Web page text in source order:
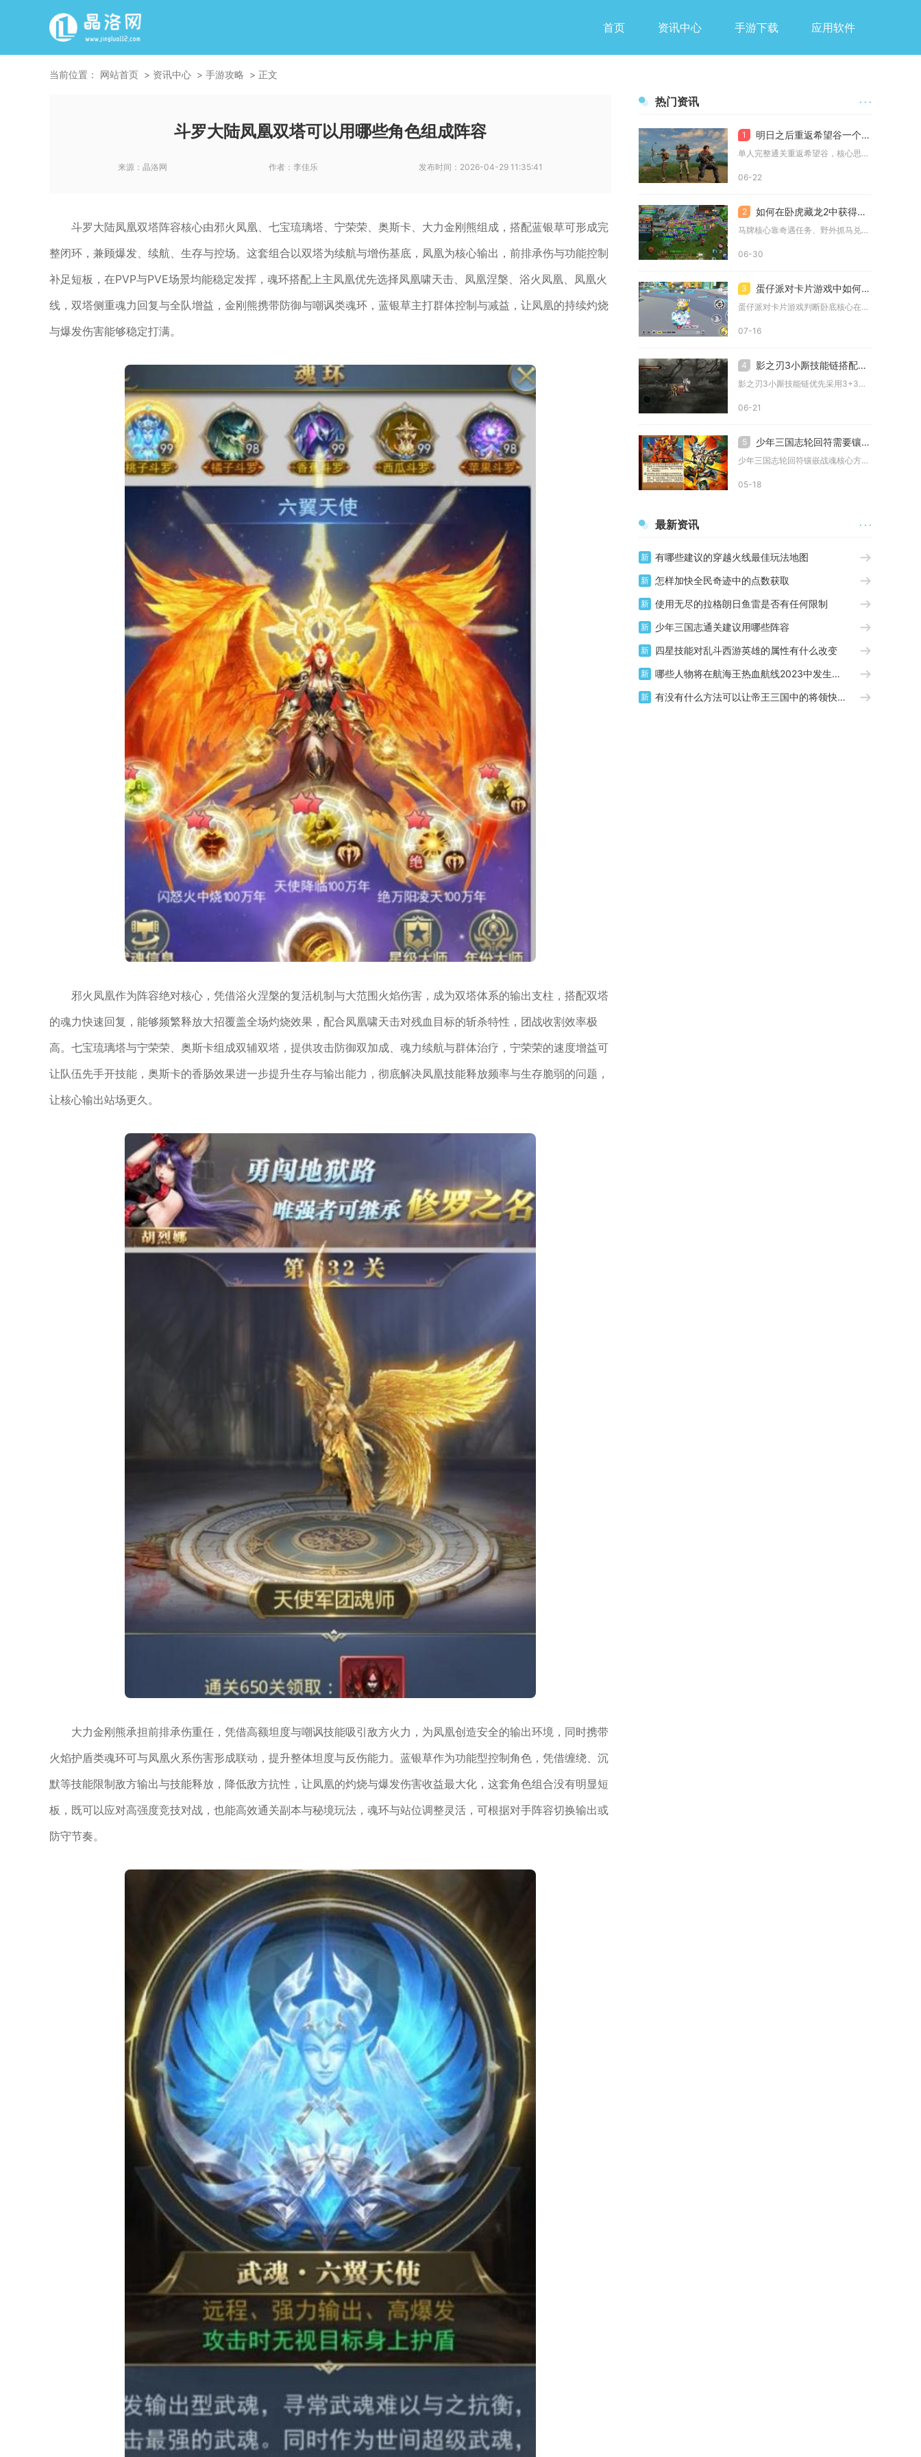
首页 资讯中心 手游下载 应用软件
当前位置： 网站首页 资讯中心 手游攻略 正文
斗罗大陆凤凰双塔可以用哪些角色组成阵容
来源： 晶洛网 作者： 李佳乐 发布时间： 2026-04-29 11:35:41
斗罗大陆凤凰双塔阵容核心由邪火凤凰、七宝琉璃塔、宁荣荣、奥斯卡、大力金刚熊组成，搭配蓝银草可形成完
整闭环，兼顾爆发、续航、生存与控场。这套组合以双塔为续航与增伤基底，凤凰为核心输出，前排承伤与功能控制
补足短板，在PVP与PVE场景均能稳定发挥，魂环搭配上主凤凰优先选择凤凰啸天击、凤凰涅槃、浴火凤凰、凤凰火
线，双塔侧重魂力回复与全队增益，金刚熊携带防御与嘲讽类魂环，蓝银草主打群体控制与减益，让凤凰的持续灼烧
与爆发伤害能够稳定打满。
邪火凤凰作为阵容绝对核心，凭借浴火涅槃的复活机制与大范围火焰伤害，成为双塔体系的输出支柱，搭配双塔
的魂力快速回复，能够频繁释放大招覆盖全场灼烧效果，配合凤凰啸天击对残血目标的斩杀特性，团战收割效率极
高。七宝琉璃塔与宁荣荣、奥斯卡组成双辅双塔，提供攻击防御双加成、魂力续航与群体治疗，宁荣荣的速度增益可
让队伍先手开技能，奥斯卡的香肠效果进一步提升生存与输出能力，彻底解决凤凰技能释放频率与生存脆弱的问题，
让核心输出站场更久。
大力金刚熊承担前排承伤重任，凭借高额坦度与嘲讽技能吸引敌方火力，为凤凰创造安全的输出环境，同时携带
火焰护盾类魂环可与凤凰火系伤害形成联动，提升整体坦度与反伤能力。蓝银草作为功能型控制角色，凭借缠绕、沉
默等技能限制敌方输出与技能释放，降低敌方抗性，让凤凰的灼烧与爆发伤害收益最大化，这套角色组合没有明显短
板，既可以应对高强度竞技对战，也能高效通关副本与秘境玩法，魂环与站位调整灵活，可根据对手阵容切换输出或
防守节奏。
热门资讯 · · ·
1 明日之后重返希望谷一个人怎么过
单人完整通关重返希望谷，核心思路为卡点规避小怪骚扰、优先拾取...
06-22
2 如何在卧虎藏龙2中获得马牌
马牌核心靠奇遇任务、野外抓马兑换、活动奖励、商店/交易四大途...
06-30
3 蛋仔派对卡片游戏中如何判断谁是卧底
蛋仔派对卡片游戏判断卧底核心在于梳理发言逻辑、观察行为倾向，...
07-16
4 影之刃3小厮技能链搭配如何选择
影之刃3小厮技能链优先采用3+3与4+2的双链结构搭配，械师...
06-21
5 少年三国志轮回符需要镶嵌战魂有哪些方案
少年三国志轮回符镶嵌战魂核心方案为极致输出流、均衡生存流、针...
05-18
最新资讯 · · ·
新 有哪些建议的穿越火线最佳玩法地图
新 怎样加快全民奇迹中的点数获取
新 使用无尽的拉格朗日鱼雷是否有任何限制
新 少年三国志通关建议用哪些阵容
新 四星技能对乱斗西游英雄的属性有什么改变
新 哪些人物将在航海王热血航线2023中发生重要变化
新 有没有什么方法可以让帝王三国中的将领快速变得强大